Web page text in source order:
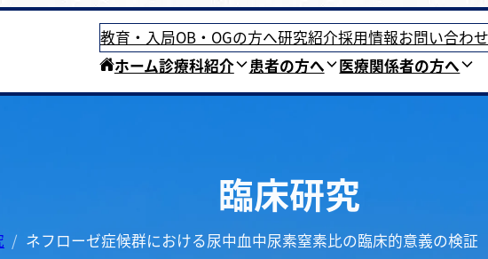
教育・入局OB・OGの方へ研究紹介採用情報お問い合わ
ホーム診療科紹介 患者の方へ 医療関係者の方へ
臨床研究
ネフローゼ症候群における尿中血中尿素窒素比の臨床的意義の検証